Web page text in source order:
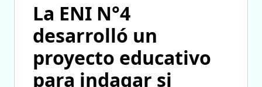
La ENI N°4
desarrolló un
proyecto educativo
para indagar si